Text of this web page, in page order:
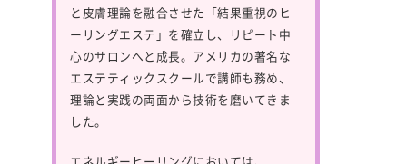
と皮膚理論を融合させた「結果重視のヒ
ーリングエステ」を確立し、リピート中
心のサロンへと成長。アメリカの著名な
エステティックスクールで講師も務め、
理論と実践の両面から技術を磨いてきま
した。